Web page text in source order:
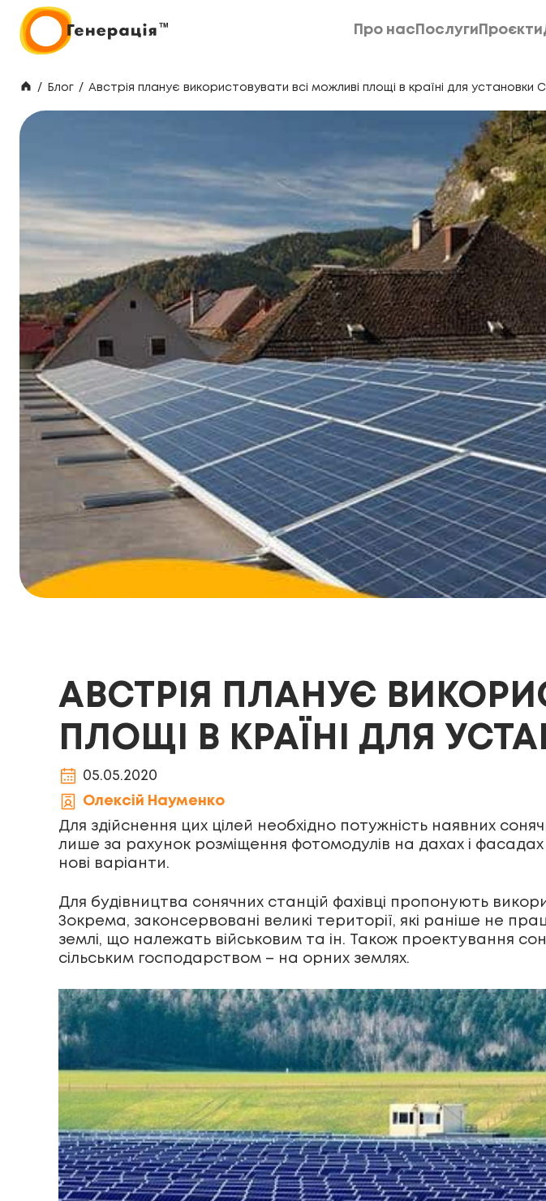
Про нас Послуги Проєкти
/ Блог / Австрія планує використовувати всі можливі площі в країні для установки
АВСТРІЯ ПЛАНУЄ
ПЛОЩІ В КРАЇНІ ДЛЯ
05.05.2020
Олексій Науменко
Для здійснення цих цілей необхідно потужність наявних
лише за рахунок розміщення фотомодулів на дахах і
нові варіанти.
Для будівництва сонячних станцій фахівці пропонують
Зокрема, законсервовані великі території, які раніше не
землі, що належать військовим та ін. Також проектування
сільським господарством – на орних землях.